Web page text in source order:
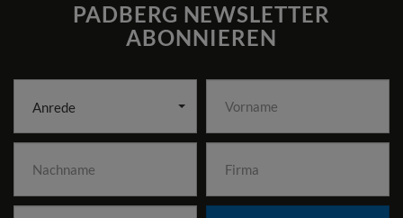
PADBERG NEWSLETTER
ABONNIEREN
Anrede